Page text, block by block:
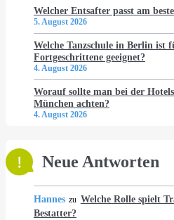
Welcher Entsafter passt am
5. August 2026
Welche Tanzschule in Berlin ist
Fortgeschrittene geeignet?
4. August 2026
Worauf sollte man bei der
München achten?
4. August 2026
Neue Antworten
Hannes zu Welche Rolle spielt
Bestatter?